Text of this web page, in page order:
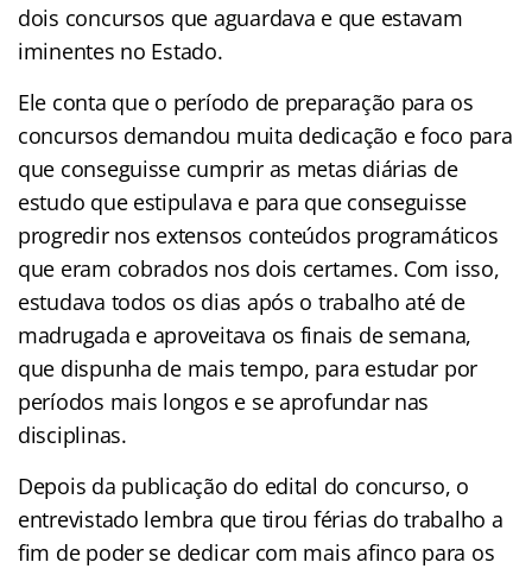
dois concursos que aguardava e que estavam
iminentes no Estado.
Ele conta que o período de preparação para os
concursos demandou muita dedicação e foco para
que conseguisse cumprir as metas diárias de
estudo que estipulava e para que conseguisse
progredir nos extensos conteúdos programáticos
que eram cobrados nos dois certames. Com isso,
estudava todos os dias após o trabalho até de
madrugada e aproveitava os finais de semana,
que dispunha de mais tempo, para estudar por
períodos mais longos e se aprofundar nas
disciplinas.
Depois da publicação do edital do concurso, o
entrevistado lembra que tirou férias do trabalho a
fim de poder se dedicar com mais afinco para os